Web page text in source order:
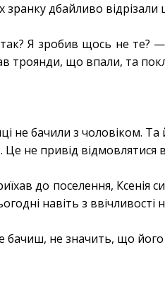
зранку дбайливо
Я зробив щось не те? —
троянди, що впали, та
не бачили з чоловіком.
не привід відмовлятися
до поселення, Ксенія
навіть з ввічливості
не значить, що його